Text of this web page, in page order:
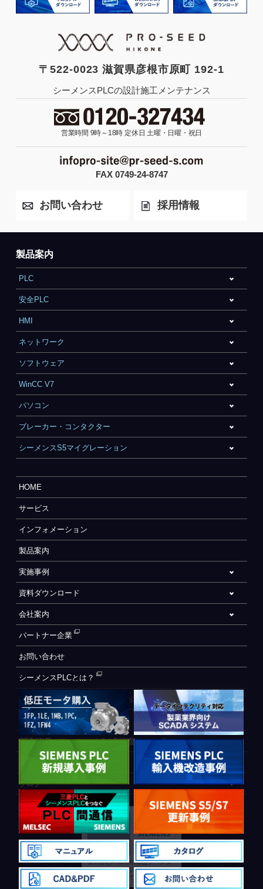
〒522-0023 滋賀県彦根市原町 192-1
シーメンスPLCの設計施工メンテナンス
営業時間 9時～18時 定休日 土曜・日曜・祝日
FAX 0749-24-8747
お問い合わせ 採用情報
製品案内
PLC
安全PLC
HMI
ネットワーク
ソフトウェア
WinCC V7
パソコン
ブレーカー・コンタクター
シーメンスS5マイグレーション
HOME
サービス
インフォメーション
製品案内
実施事例
資料ダウンロード
会社案内
パートナー企業
お問い合わせ
シーメンスPLCとは？
自動化設備をご検討されているお客様へ
WEB会員登録フォーム
CE制御盤（ヨーロッパでの制御盤について）
PLC間通信
ブログ
株式会社PRO-SEEDはシーメン
ス社のソリューションパートナー
に公式認定されております。